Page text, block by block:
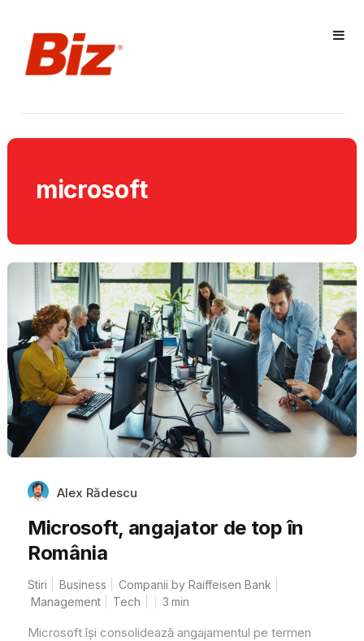
microsoft
Alex Rădescu
Microsoft, angajator de top în
România
Stiri Business
Companii by Raiffeisen Bank
Management
Tech 3 min
Microsoft își consolidează angajamentul pe termen